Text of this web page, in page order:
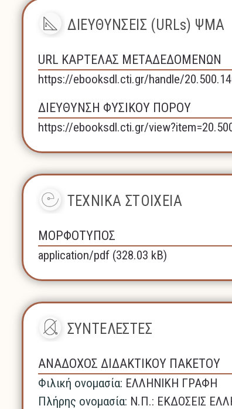
ΔΙΕΥΘΥΝΣΕΙΣ (URLs) ΨΜΑ
URL ΚΑΡΤΕΛΑΣ ΜΕΤΑΔΕΔΟΜΕΝΩΝ
https://ebooksdl.cti.gr/handle/
ΔΙΕΥΘΥΝΣΗ ΦΥΣΙΚΟΥ ΠΟΡΟΥ
https://ebooksdl.cti.gr/
ΤΕΧΝΙΚΑ ΣΤΟΙΧΕΙΑ
ΜΟΡΦΟΤΥΠΟΣ
application/pdf (328.03 kB)
ΣΥΝΤΕΛΕΣΤΕΣ
ΑΝΑΔΟΧΟΣ ΔΙΔΑΚΤΙΚΟΥ ΠΑΚΕΤΟΥ
Φιλική ονομασία: ΕΛΛΗΝΙΚΗ ΓΡΑΦΗ
Πλήρης ονομασία: N.Π.: ΕΚΔΟΣΕΙΣ